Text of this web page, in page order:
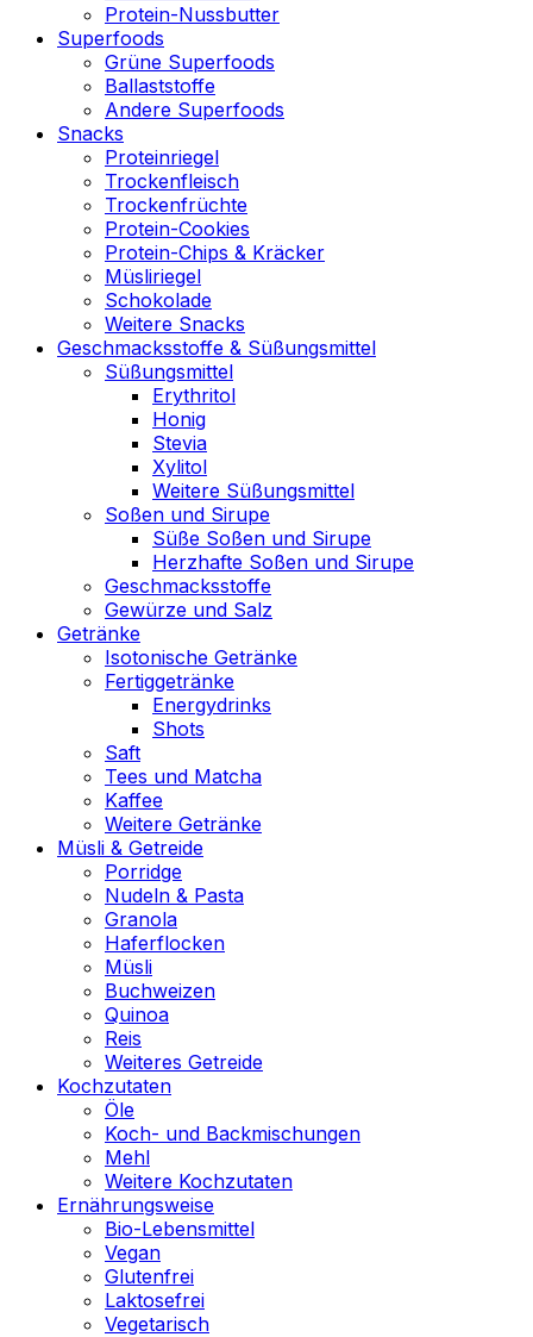
Protein-Nussbutter
Superfoods
Grüne Superfoods
Ballaststoffe
Andere Superfoods
Snacks
Proteinriegel
Trockenfleisch
Trockenfrüchte
Protein-Cookies
Protein-Chips & Kräcker
Müsliriegel
Schokolade
Weitere Snacks
Geschmacksstoffe & Süßungsmittel
Süßungsmittel
Erythritol
Honig
Stevia
Xylitol
Weitere Süßungsmittel
Soßen und Sirupe
Süße Soßen und Sirupe
Herzhafte Soßen und Sirupe
Geschmacksstoffe
Gewürze und Salz
Getränke
Isotonische Getränke
Fertiggetränke
Energydrinks
Shots
Saft
Tees und Matcha
Kaffee
Weitere Getränke
Müsli & Getreide
Porridge
Nudeln & Pasta
Granola
Haferflocken
Müsli
Buchweizen
Quinoa
Reis
Weiteres Getreide
Kochzutaten
Öle
Koch- und Backmischungen
Mehl
Weitere Kochzutaten
Ernährungsweise
Bio-Lebensmittel
Vegan
Glutenfrei
Laktosefrei
Vegetarisch